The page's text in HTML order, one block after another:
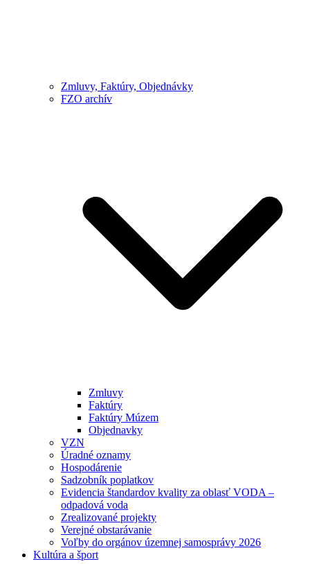
Zmluvy, Faktúry, Objednávky
FZO archív
Zmluvy
Faktúry
Faktúry Múzem
Objednavky
VZN
Úradné oznamy
Hospodárenie
Sadzobník poplatkov
Evidencia štandardov kvality za oblasť VODA –
odpadová voda
Zrealizované projekty
Verejné obstarávanie
Voľby do orgánov územnej samosprávy 2026
Kultúra a šport